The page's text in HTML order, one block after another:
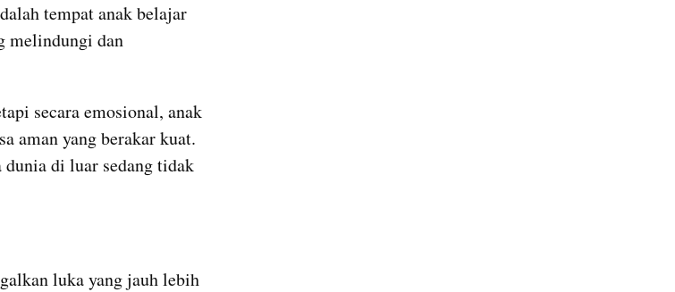
tempat anak belajar
melindungi dan
secara emosional, anak
aman yang berakar kuat.
dunia di luar sedang tidak
luka yang jauh lebih